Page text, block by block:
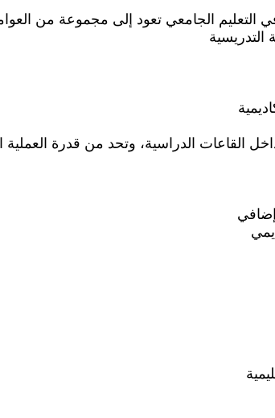
التعليم الجامعي تعود إلى مجموعة من
القاعات الدراسية، وتحد من قدرة العملية
إضافي